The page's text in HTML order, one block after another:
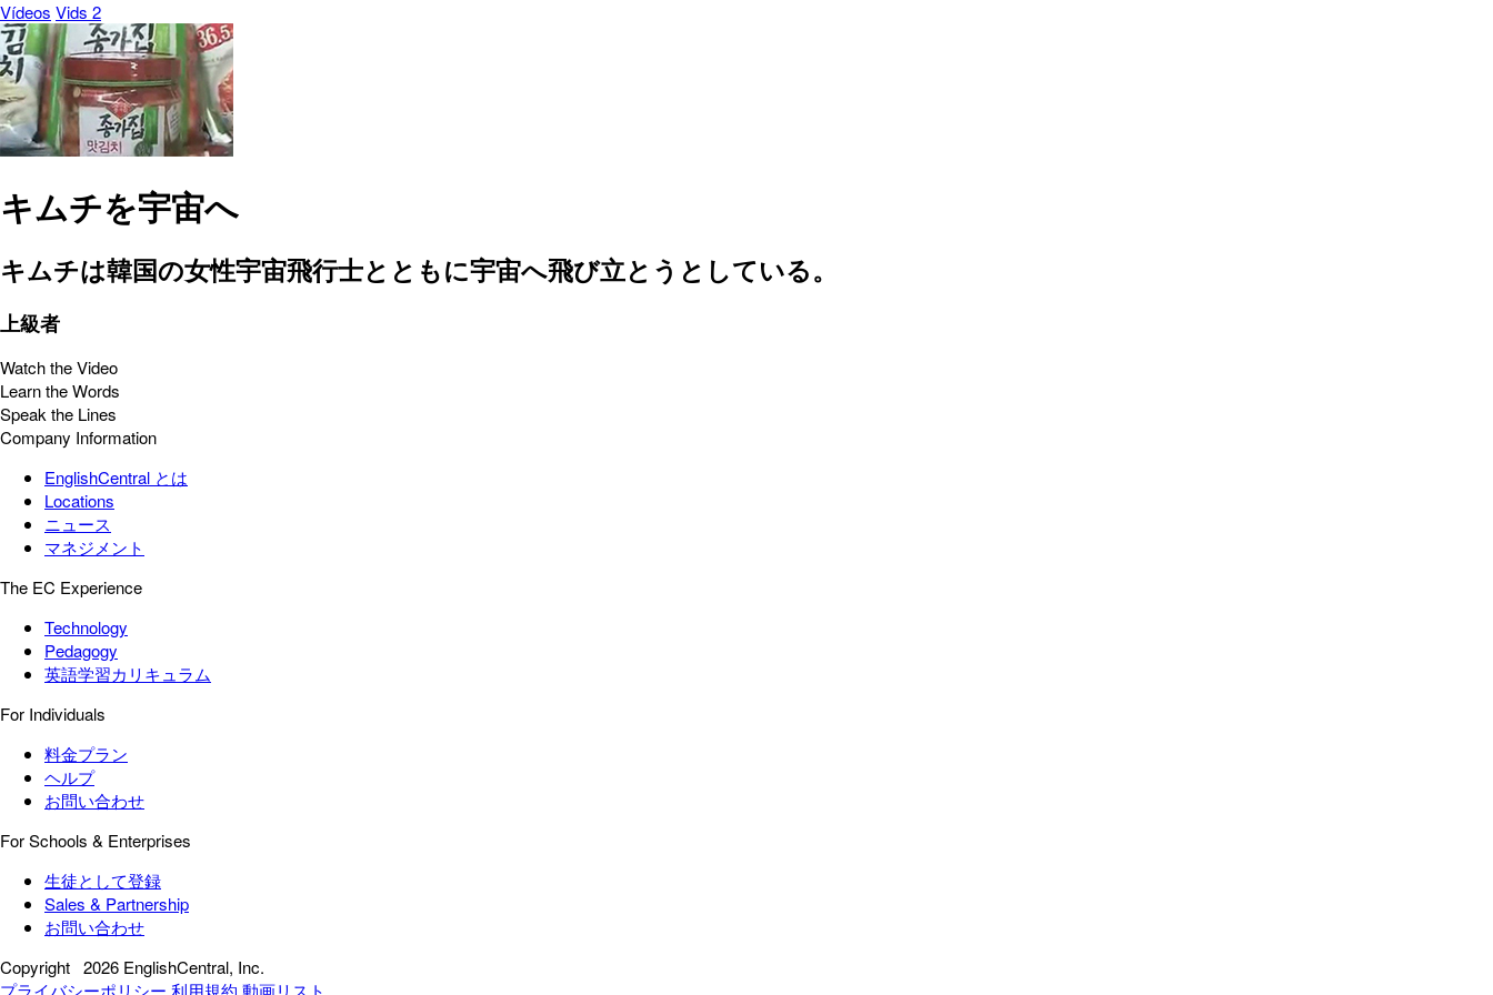
Vídeos Vids 2
キムチを宇宙へ
キムチは韓国の女性宇宙飛行士とともに宇宙へ飛び立とうとしている。
上級者
Watch the Video
Learn the Words
Speak the Lines
Company Information
EnglishCentral とは
Locations
ニュース
マネジメント
The EC Experience
Technology
Pedagogy
英語学習カリキュラム
For Individuals
料金プラン
ヘルプ
お問い合わせ
For Schools & Enterprises
生徒として登録
Sales & Partnership
お問い合わせ
Copyright 2026 EnglishCentral, Inc.